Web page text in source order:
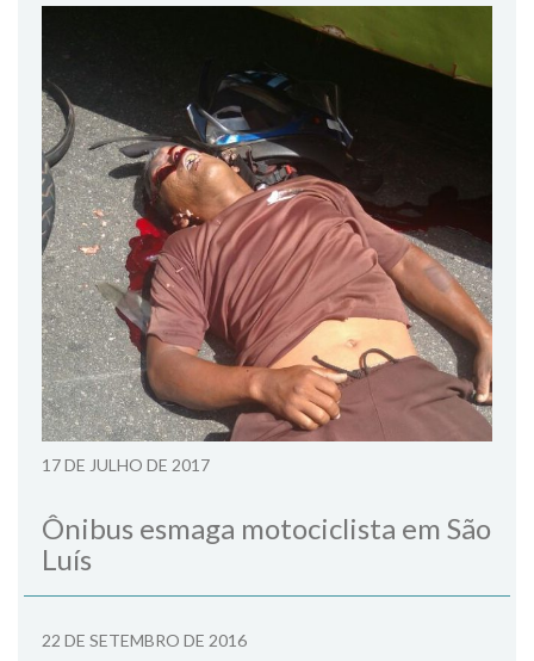
17 DE JULHO DE 2017
Ônibus esmaga motociclista em São
Luís
22 DE SETEMBRO DE 2016